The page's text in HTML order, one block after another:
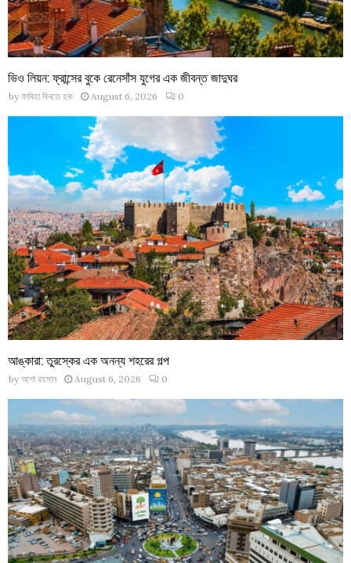
ভিও লিয়ন: ফ্রান্সের বুকে রেনেসাঁস যুগের এক জীবন্ত জাদুঘর
by ফাবিহা বিনতে হক August 6, 2026 0
আঙ্কারা: তুরস্কের এক অনন্য শহরের গল্প
by আশা রহমান August 6, 2026 0